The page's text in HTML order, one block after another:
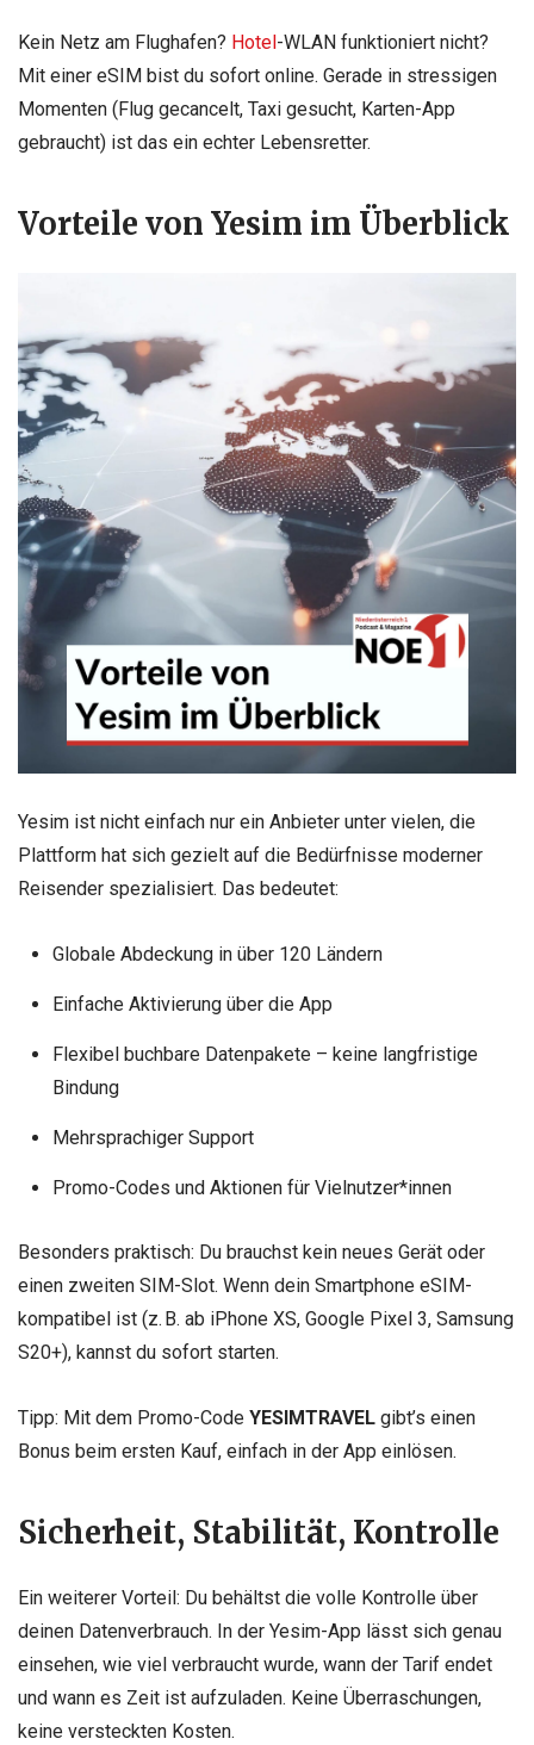
Kein Netz am Flughafen? Hotel-WLAN funktioniert nicht?
Mit einer eSIM bist du sofort online. Gerade in stressigen
Momenten (Flug gecancelt, Taxi gesucht, Karten-App
gebraucht) ist das ein echter Lebensretter.
Vorteile von Yesim im Überblick
Yesim ist nicht einfach nur ein Anbieter unter vielen, die
Plattform hat sich gezielt auf die Bedürfnisse moderner
Reisender spezialisiert. Das bedeutet:
Globale Abdeckung in über 120 Ländern
Einfache Aktivierung über die App
Flexibel buchbare Datenpakete – keine langfristige
Bindung
Mehrsprachiger Support
Promo-Codes und Aktionen für Vielnutzer*innen
Besonders praktisch: Du brauchst kein neues Gerät oder
einen zweiten SIM-Slot. Wenn dein Smartphone eSIM-
kompatibel ist (z. B. ab iPhone XS, Google Pixel 3, Samsung
S20+), kannst du sofort starten.
Tipp: Mit dem Promo-Code YESIMTRAVEL gibt’s einen
Bonus beim ersten Kauf, einfach in der App einlösen.
Sicherheit, Stabilität, Kontrolle
Ein weiterer Vorteil: Du behältst die volle Kontrolle über
deinen Datenverbrauch. In der Yesim-App lässt sich genau
einsehen, wie viel verbraucht wurde, wann der Tarif endet
und wann es Zeit ist aufzuladen. Keine Überraschungen,
keine versteckten Kosten.